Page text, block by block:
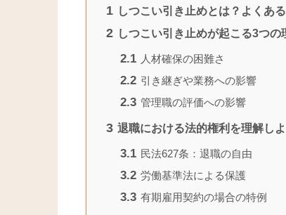
1 しつこい引き止めとは？よくあ
2 しつこい引き止めが起こる3つの
2.1 人材確保の困難さ
2.2 引き継ぎや業務への影響
2.3 管理職の評価への影響
3 退職における法的権利を理解し
3.1 民法627条：退職の自由
3.2 労働基準法による保護
3.3 有期雇用契約の場合の特例